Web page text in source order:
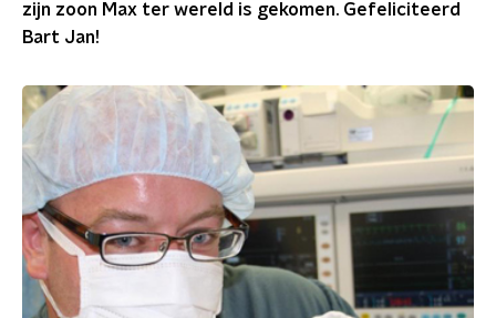
zijn zoon Max ter wereld is gekomen. Gefeliciteerd
Bart Jan!